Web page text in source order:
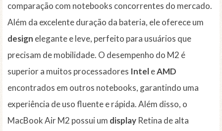
comparação com notebooks concorrentes do mercado.
Além da excelente duração da bateria, ele oferece um
design elegante e leve, perfeito para usuários que
precisam de mobilidade. O desempenho do M2 é
superior a muitos processadores InteleAMD
encontrados em outros notebooks, garantindo uma
experiência de uso fluente e rápida. Além disso, o
MacBook Air M2 possui um display Retina de alta